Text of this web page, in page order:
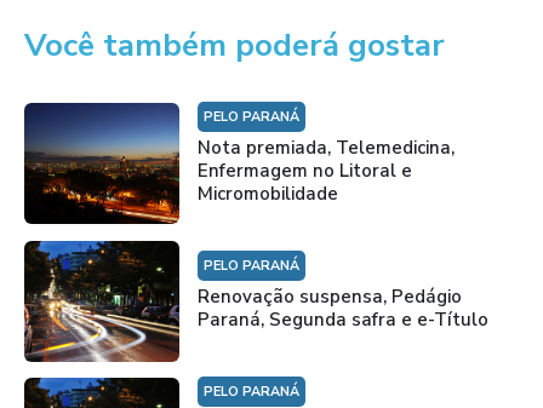
Você também poderá gostar
PELO PARANÁ
Nota premiada, Telemedicina,
Enfermagem no Litoral e
Micromobilidade
PELO PARANÁ
Renovação suspensa, Pedágio
Paraná, Segunda safra e e-Título
PELO PARANÁ